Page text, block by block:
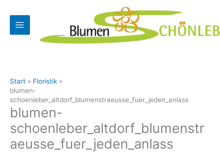
Inhalt
springen
Start
Floristik
blumen-
schoenleber_altdorf_blumenstraeusse_fuer_jeden_anlass
blumen-
schoenleber_altdorf_blumenstr
aeusse_fuer_jeden_anlass